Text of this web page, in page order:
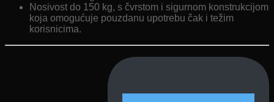
Nosivost do 150 kg, s čvrstom i sigurnom konstrukcijom
koja omogućuje pouzdanu upotrebu čak i težim
korisnicima.